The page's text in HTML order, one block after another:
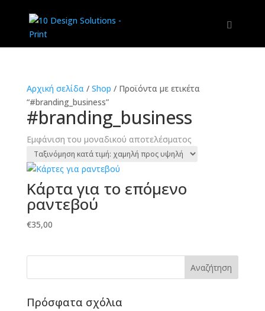
Αρχική σελίδα/ Shop / Προϊόντα με ετικέτα
“#branding_business”
#branding_business
Εμφάνιση του μοναδικού αποτελέσματος
Κάρτα για το επόμενο
ραντεβού
€35,00
Πρόσφατα σχόλια